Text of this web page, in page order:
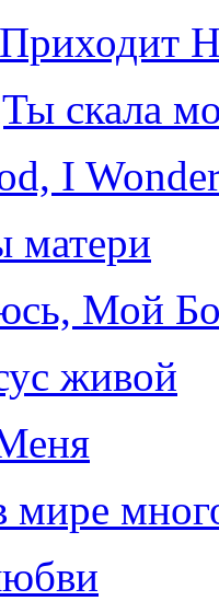
скала
I
матери
Мой
живой